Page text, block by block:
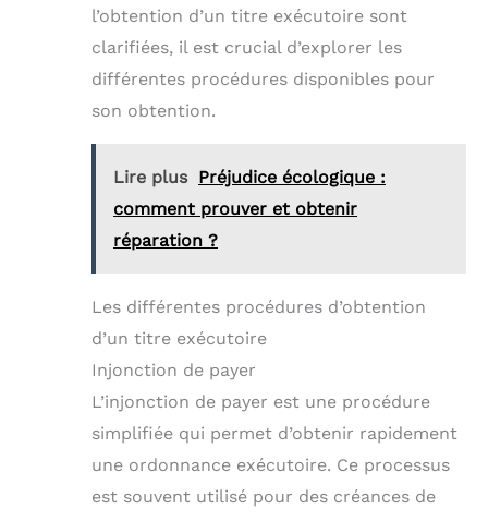
l’obtention d’un titre exécutoire sont
clarifiées, il est crucial d’explorer les
différentes procédures disponibles pour
son obtention.
Lire plus Préjudice écologique :
comment prouver et obtenir
réparation ?
Les différentes procédures d’obtention
d’un titre exécutoire
Injonction de payer
L’injonction de payer est une procédure
simplifiée qui permet d’obtenir rapidement
une ordonnance exécutoire. Ce processus
est souvent utilisé pour des créances de